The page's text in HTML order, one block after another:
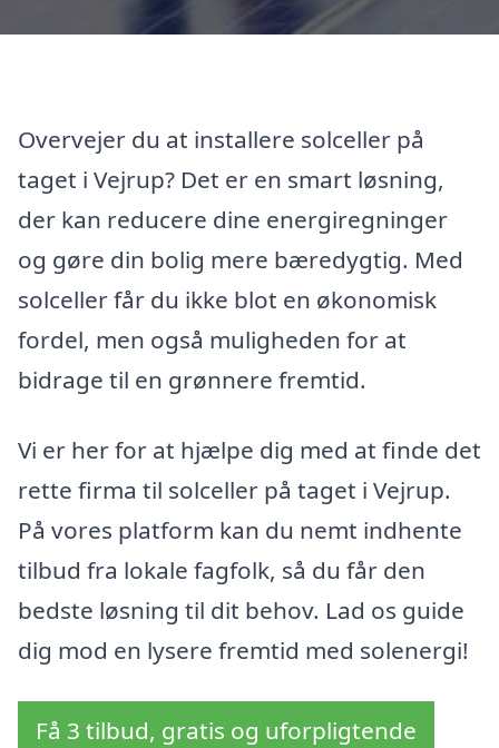
Overvejer du at installere solceller på
taget i Vejrup? Det er en smart løsning,
der kan reducere dine energiregninger
og gøre din bolig mere bæredygtig. Med
solceller får du ikke blot en økonomisk
fordel, men også muligheden for at
bidrage til en grønnere fremtid.
Vi er her for at hjælpe dig med at finde det
rette firma til solceller på taget i Vejrup.
På vores platform kan du nemt indhente
tilbud fra lokale fagfolk, så du får den
bedste løsning til dit behov. Lad os guide
dig mod en lysere fremtid med solenergi!
Få 3 tilbud, gratis og uforpligtende